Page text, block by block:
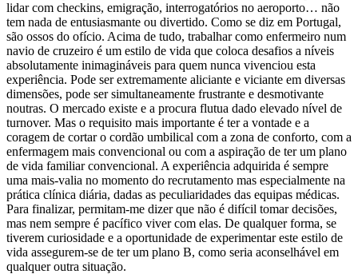
lidar com checkins, emigração, interrogatórios no aeroporto… não
tem nada de entusiasmante ou divertido. Como se diz em Portugal,
são ossos do ofício. Acima de tudo, trabalhar como enfermeiro num
navio de cruzeiro é um estilo de vida que coloca desafios a níveis
absolutamente inimagináveis para quem nunca vivenciou esta
experiência. Pode ser extremamente aliciante e viciante em diversas
dimensões, pode ser simultaneamente frustrante e desmotivante
noutras. O mercado existe e a procura flutua dado elevado nível de
turnover. Mas o requisito mais importante é ter a vontade e a
coragem de cortar o cordão umbilical com a zona de conforto, com a
enfermagem mais convencional ou com a aspiração de ter um plano
de vida familiar convencional. A experiência adquirida é sempre
uma mais-valia no momento do recrutamento mas especialmente na
prática clínica diária, dadas as peculiaridades das equipas médicas.
Para finalizar, permitam-me dizer que não é difícil tomar decisões,
mas nem sempre é pacífico viver com elas. De qualquer forma, se
tiverem curiosidade e a oportunidade de experimentar este estilo de
vida assegurem-se de ter um plano B, como seria aconselhável em
qualquer outra situação.